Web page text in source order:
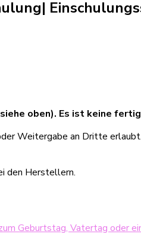
oben). Es ist keine
Weitergabe an Dritte
den Herstellern.